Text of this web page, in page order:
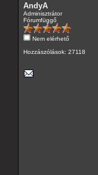
AndyA
Adminisztrátor
Fórumfüggő
Nem elérhető
Hozzászólások: 27118